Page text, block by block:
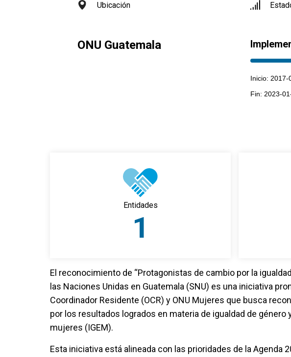
Ubicación
ONU Guatemala
Inicio: 2017-
Fin: 2023-
Entidades
1
El reconocimiento de “Protagonistas de cambio por la
las Naciones Unidas en Guatemala (SNU) es una iniciativa
Coordinador Residente (OCR) y ONU Mujeres que busca
por los resultados logrados en materia de igualdad de género
mujeres (IGEM).
Esta iniciativa está alineada con las prioridades de la Agenda